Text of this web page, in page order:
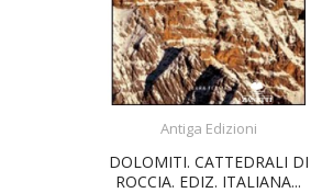
Antiga Edizioni
DOLOMITI. CATTEDRALI DI
ROCCIA. EDIZ. ITALIANA...